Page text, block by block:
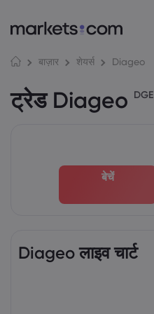
बाज़ार शेयर्स Diageo
ट्रेड Diageo DGE
बेचें
Diageo लाइव चार्ट